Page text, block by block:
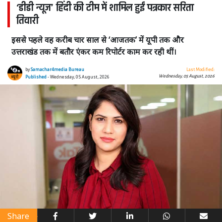
‘डीडी न्यूज’ हिंदी की टीम में शामिल हुईं पत्रकार सरिता
तिवारी
इससे पहले वह करीब चार साल से ‘आजतक’ में यूपी तक और
उत्तराखंड तक में बतौर एंकर कम रिपोर्टर काम कर रही थीं।
bySamachar4media Bureau
Published- Wednesday, 05 August, 2026
Last Modified:
Wednesday, 05 August, 2026
Share